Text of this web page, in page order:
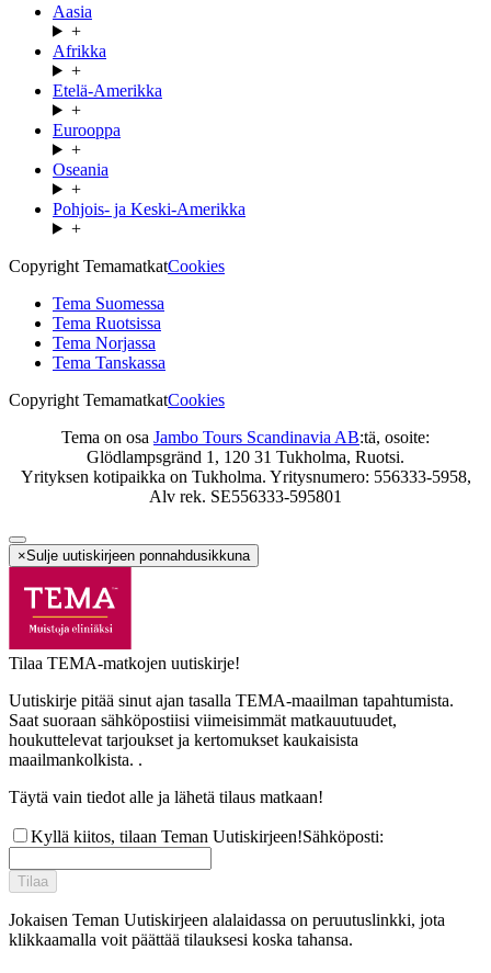
Aasia
+
Afrikka
+
Etelä-Amerikka
+
Eurooppa
+
Oseania
+
Pohjois- ja Keski-Amerikka
+
Copyright TemamatkatCookies
Tema Suomessa
Tema Ruotsissa
Tema Norjassa
Tema Tanskassa
Copyright TemamatkatCookies
Tema on osa Jambo Tours Scandinavia AB:tä, osoite:
Glödlampsgränd 1, 120 31 Tukholma, Ruotsi.
Yrityksen kotipaikka on Tukholma. Yritysnumero: 556333-5958,
Alv rek. SE556333-595801
×Sulje uutiskirjeen ponnahdusikkuna
Tilaa TEMA-matkojen uutiskirje!
Uutiskirje pitää sinut ajan tasalla TEMA-maailman tapahtumista.
Saat suoraan sähköpostiisi viimeisimmät matkauutuudet,
houkuttelevat tarjoukset ja kertomukset kaukaisista
maailmankolkista. .
Täytä vain tiedot alle ja lähetä tilaus matkaan!
Kyllä kiitos, tilaan Teman Uutiskirjeen!Sähköposti:
Tilaa
Jokaisen Teman Uutiskirjeen alalaidassa on peruutuslinkki, jota
klikkaamalla voit päättää tilauksesi koska tahansa.